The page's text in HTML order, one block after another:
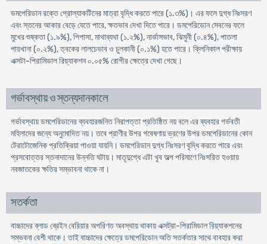
ডমপেরিডান রক্তে প্রােল্যাকটিনের মাত্রা বৃদ্ধি করতে পারে (১.৩%)। এর ফলে দুগ্ধ নিঃসরণ
এবং স্তনের আকার বেড়ে যেতে পারে, ক্ষতভাব দেখা দিতে পারে। ডমপেরিডােন সেবনের ফলে
মুখের শুষ্কতা (১.৯%), পিপাসা, মাথাব্যথা (১.২%), নার্ভাসভাব, ঝিমুনী (০.৪%), পাতলা
পায়খানা (০.২%), ত্বকের লালচেভাব ও চুলকানী (০.১%) হতে পারে। ক্লিনিকাল পরীক্ষায়
এক্সটা-পিরামিডাল রিয়্যাকশন ০.০৫% রােগীর ক্ষেত্রে দেখা গেছে।
গর্ভাবস্থায় ও স্তন্যদানকালে
গর্ভাবস্থায় ডমপেরিডানের ব্যবহারজনিত নিরাপত্তা প্রতিষ্ঠিত নয় বলে এর ব্যবহার গর্ভবতী
মহিলাদের জন্যে অনুমােদিত নয়। তবে প্রাণীর উপর গবেষণায় ভ্রণের উপর ডমপেরিডানের কোন
টেরাটোজেনিক প্রতিক্রিয়া পাওয়া যায়নি। ডমপেরিডান দুগ্ধ নিঃসরণ বৃদ্ধি করতে পারে এবং
প্রসবােত্তর স্তনাদানের উন্নতি ঘটায়। মাতৃদুগ্ধে এটা খুব অল্প পরিমাণে নিঃসরিত হওয়ায়
নবজাতকের ক্ষতির সম্ভাবনা থাকে না।
সতর্কতা
বাচ্চাদের ব্লাড ব্রেইন বেরিয়ার অপরিণত অবস্থায় থাকায় এক্সট্রা-পিরামিডাল রিয়্যাকশনের
সম্ভবনা বেশী থাকে। তাই বাচ্চাদের ক্ষেত্রে ডমপেরিডােন অতি সতর্কতার সাথে বাবহার করা